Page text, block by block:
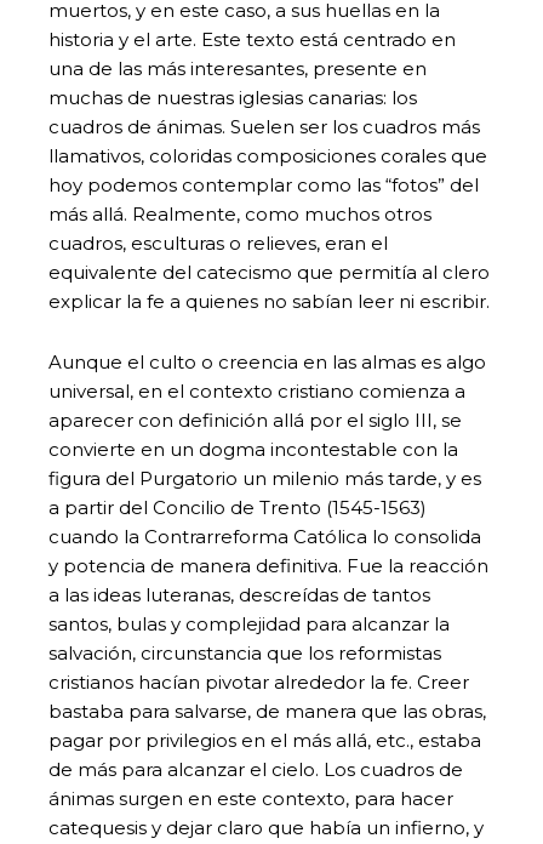
muertos, y en este caso, a sus huellas en la
historia y el arte. Este texto está centrado en
una de las más interesantes, presente en
muchas de nuestras iglesias canarias: los
cuadros de ánimas. Suelen ser los cuadros más
llamativos, coloridas composiciones corales que
hoy podemos contemplar como las “fotos” del
más allá. Realmente, como muchos otros
cuadros, esculturas o relieves, eran el
equivalente del catecismo que permitía al clero
explicar la fe a quienes no sabían leer ni escribir.
Aunque el culto o creencia en las almas es algo
universal, en el contexto cristiano comienza a
aparecer con definición allá por el siglo III, se
convierte en un dogma incontestable con la
figura del Purgatorio un milenio más tarde, y es
a partir del Concilio de Trento (1545-1563)
cuando la Contrarreforma Católica lo consolida
y potencia de manera definitiva. Fue la reacción
a las ideas luteranas, descreídas de tantos
santos, bulas y complejidad para alcanzar la
salvación, circunstancia que los reformistas
cristianos hacían pivotar alrededor la fe. Creer
bastaba para salvarse, de manera que las obras,
pagar por privilegios en el más allá, etc., estaba
de más para alcanzar el cielo. Los cuadros de
ánimas surgen en este contexto, para hacer
catequesis y dejar claro que había un infierno, y